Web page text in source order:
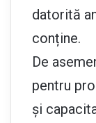
datorită
conține.
De
pentru
și